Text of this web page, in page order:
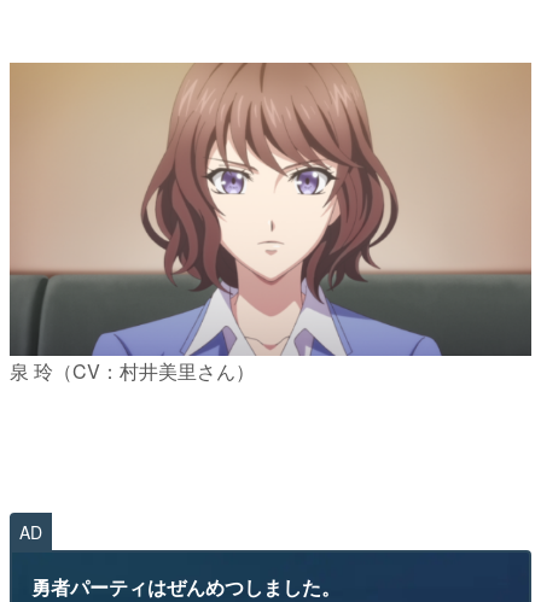
泉 玲（CV：村井美里さん）
AD
勇者パーティはぜんめつしました。